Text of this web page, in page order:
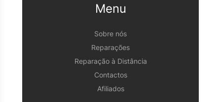
Menu
Sobre nós
Reparações
Reparação à Distância
Contactos
Afiliados